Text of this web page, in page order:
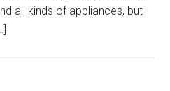
all kinds of appliances, but